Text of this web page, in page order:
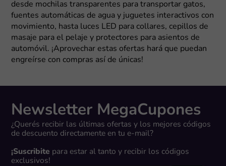
desde mochilas transparentes para transportar gatos,
fuentes automáticas de agua y juguetes interactivos con
movimiento, hasta luces LED para collares, cepillos de
masaje para el pelaje y protectores para asientos de
automóvil. ¡Aprovechar estas ofertas hará que puedan
engreírse con compras así de únicas!
Newsletter MegaCupones
¿Querés recibir las últimas ofertas y los mejores códigos
de descuento directamente en tu e-mail?
¡Suscribite para estar al tanto y recibir los códigos
exclusivos!